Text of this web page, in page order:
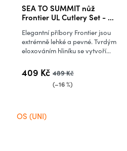
SEA TO SUMMIT nůž
Frontier UL Cutlery Set - 2
409 Kč 489 Kč
(–16 %)
Elegantní příbory Frontier jsou
extrémně lehké a pevné. Tvrdým
eloxováním hliníku se vytvoří...
OS (UNI)